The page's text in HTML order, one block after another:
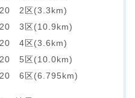
2区(3.3km)
3区(10.9km)
4区(3.6km)
5区(10.0km)
6区(6.795km)